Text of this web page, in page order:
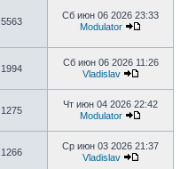
5563
Сб июн 06 2026 23:33
Modulator
1994
Сб июн 06 2026 11:26
Vladislav
1275
Чт июн 04 2026 22:42
Modulator
1266
Ср июн 03 2026 21:37
Vladislav